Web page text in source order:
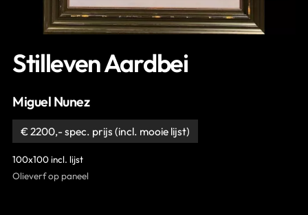
Eventlocatie
Nieuws & agenda
Stilleven Aardbei
Miguel Nunez
€ 2200,- spec. prijs (incl. mooie lijst)
100x100 incl. lijst
Olieverf op paneel